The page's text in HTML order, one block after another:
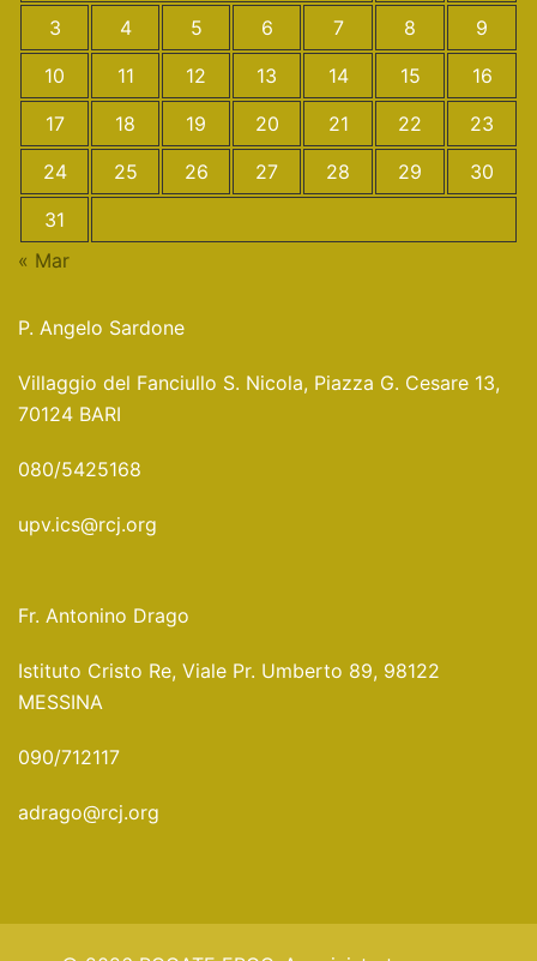
3
4 5 6 7 8
9
10
11 12 13 14 15
16
17
18 19 20 21 22
23
24
25 26 27 28 29
30
31
« Mar
P. Angelo Sardone
Villaggio del Fanciullo S. Nicola, Piazza G. Cesare 13,
70124 BARI
080/5425168
upv.ics@rcj.org
Fr. Antonino Drago
Istituto Cristo Re, Viale Pr. Umberto 89, 98122
MESSINA
090/712117
adrago@rcj.org